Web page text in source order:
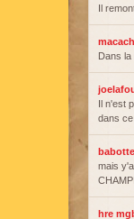
Il
Dans la
Il n'est
dans
mais
hre